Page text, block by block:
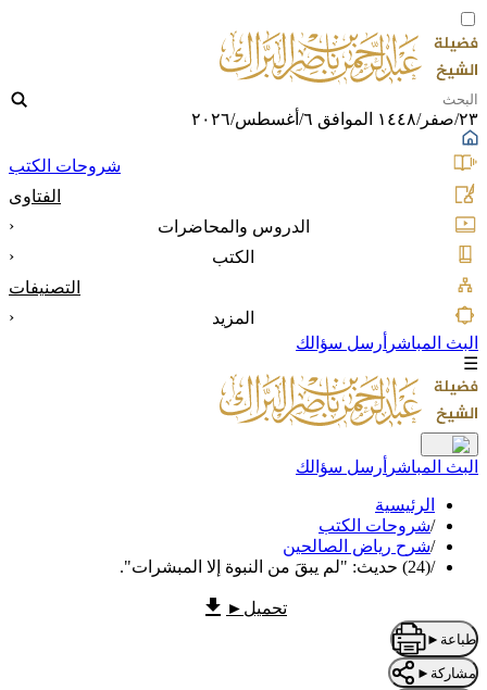
٢٣/صفر/١٤٤٨ الموافق ٦/أغسطس/٢٠٢٦
شروحات الكتب
الفتاوى
الدروس والمحاضرات
‹
الكتب
‹
التصنيفات
المزيد
‹
البث المباشر أرسل سؤالك
☰
البث المباشر أرسل سؤالك
الرئيسية
/شروحات الكتب
/شرح رياض الصالحين
/(24) حديث: "لم يبقَ من النبوة إلا المبشرات".
تحميل ►
طباعة ►
مشاركة ►